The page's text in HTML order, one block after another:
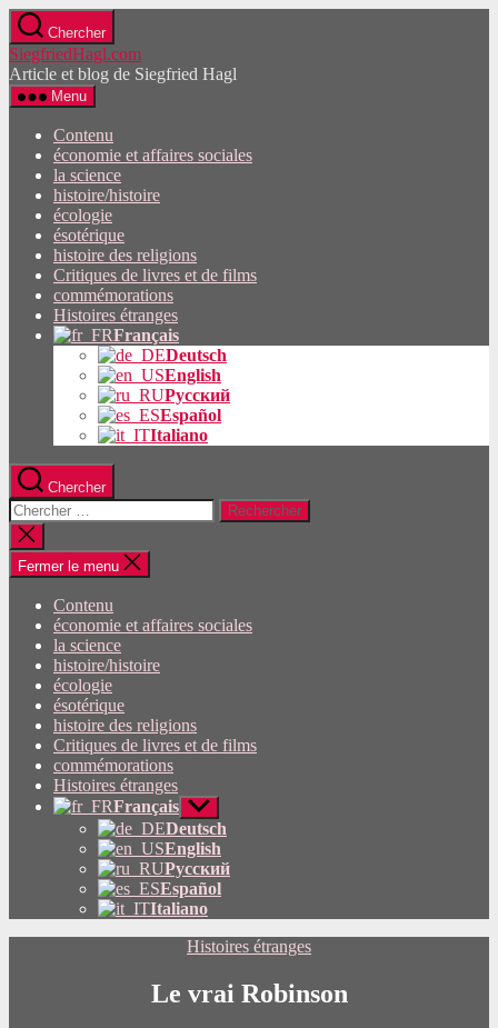
Passez
directement
au
contenu
Chercher
SiegfriedHagl.com
Article et blog de Siegfried Hagl
Menu
Contenu
économie et affaires sociales
la science
histoire/histoire
écologie
ésotérique
histoire des religions
Critiques de livres et de films
commémorations
Histoires étranges
Français
Deutsch
English
Русский
Español
Italiano
Chercher
Rechercher:
Fermer
la
recherche
Fermer le menu
Contenu
économie et affaires sociales
la science
histoire/histoire
écologie
ésotérique
histoire des religions
Critiques de livres et de films
commémorations
Histoires étranges
Français Afficher
le
sous-
menu
Deutsch
English
Русский
Español
Italiano
Catégories
Histoires étranges
Le vrai Robinson